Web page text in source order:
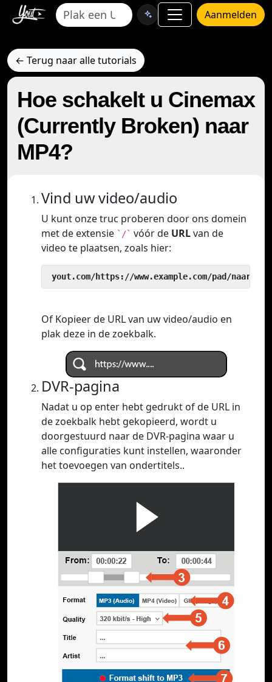
Aanmelden
← Terug naar alle tutorials
Hoe schakelt u Cinemax
(Currently Broken) naar
MP4?
Vind uw video/audio
U kunt onze truc proberen door ons domein
met de extensie `/` vóór de URLvan de
video te plaatsen, zoals hier:
yout.com/https://www.example.com/pad/naar/
Of Kopieer de URL van uw video/audio en
plak deze in de zoekbalk.
DVR-pagina
Nadat u op enter hebt gedrukt of de URL in
de zoekbalk hebt gekopieerd, wordt u
doorgestuurd naar de DVR-pagina waar u
alle configuraties kunt instellen, waaronder
het toevoegen van ondertitels..